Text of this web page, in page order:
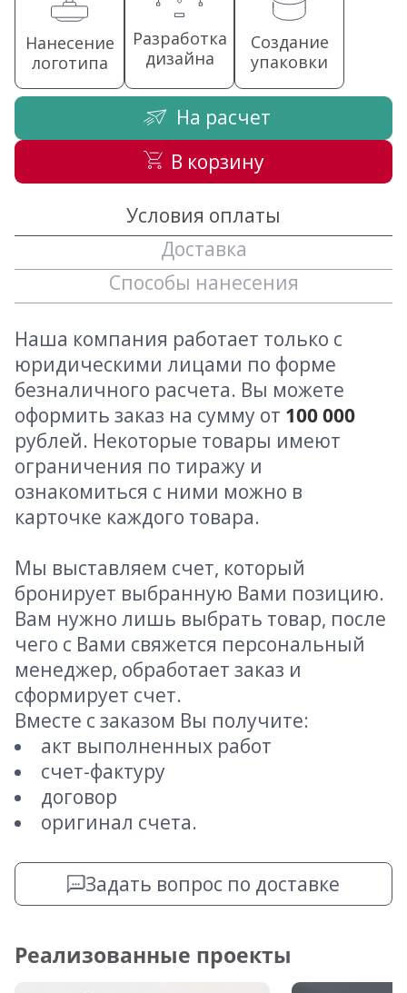
Нанесение
логотипа
Разработка
дизайна
Создание
упаковки
На расчет
В корзину
Условия оплаты
Доставка
Способы нанесения
Наша компания работает только с
юридическими лицами по форме
безналичного расчета. Вы можете
оформить заказ на сумму от 100 000
рублей. Некоторые товары имеют
ограничения по тиражу и
ознакомиться с ними можно в
карточке каждого товара.
Мы выставляем счет, который
бронирует выбранную Вами позицию.
Вам нужно лишь выбрать товар, после
чего с Вами свяжется персональный
менеджер, обработает заказ и
сформирует счет.
Вместе с заказом Вы получите:
акт выполненных работ
счет-фактуру
договор
оригинал счета.
Задать вопрос по доставке
Реализованные проекты